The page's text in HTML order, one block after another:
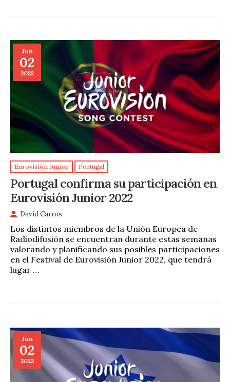
Jun
02
2022
Eurovisión Junior Portugal
Portugal confirma su participación en
Eurovisión Junior 2022
David Carros
Los distintos miembros de la Unión Europea de
Radiodifusión se encuentran durante estas semanas
valorando y planificando sus posibles participaciones
en el Festival de Eurovisión Junior 2022, que tendrá
lugar …
Jun
02
2022